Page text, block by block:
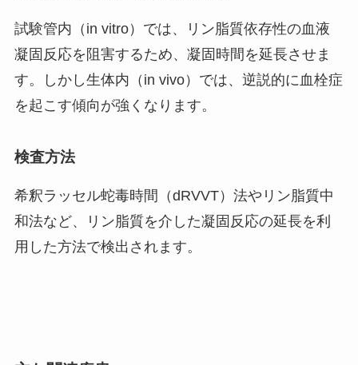
試験管内（in vitro）では、リン脂質依存性の血液
凝固反応を阻害するため、凝固時間を延長させま
す。しかし生体内（in vivo）では、逆説的に血栓症
を起こす傾向が強くなります。
検査方法
希釈ラッセル蛇毒時間（dRVVT）法やリン脂質中
和法など、リン脂質を介した凝固反応の延長を利
用した方法で検出されます。